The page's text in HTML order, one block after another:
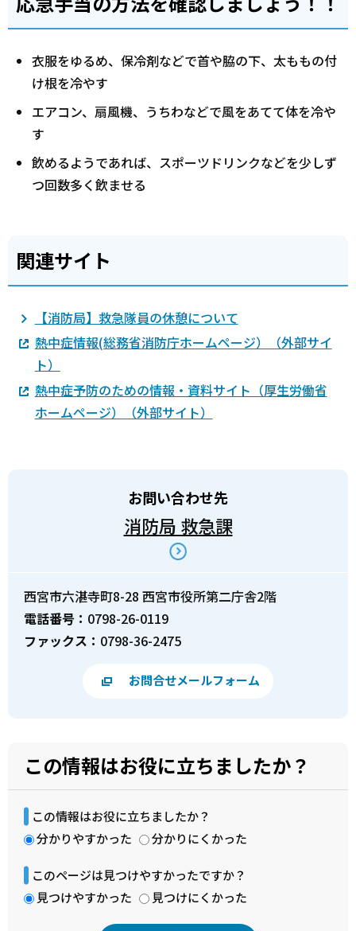
衣服をゆるめ、保冷剤などで首や脇の下、太ももの付
け根を冷やす
エアコン、扇風機、うちわなどで風をあてて体を冷や
す
飲めるようであれば、スポーツドリンクなどを少しず
つ回数多く飲ませる
関連サイト
【消防局】救急隊員の休憩について
熱中症情報(総務省消防庁ホームページ）（外部サイ
ト）
熱中症予防のための情報・資料サイト（厚生労働省
ホームページ）（外部サイト）
お問い合わせ先
消防局 救急課
西宮市六湛寺町8-28 西宮市役所第二庁舎2階
電話番号： 0798-26-0119
ファックス： 0798-36-2475
お問合せメールフォーム
この情報はお役に立ちましたか？
この情報はお役に立ちましたか？
分かりやすかった
分かりにくかった
このページは見つけやすかったですか？
見つけやすかった
見つけにくかった